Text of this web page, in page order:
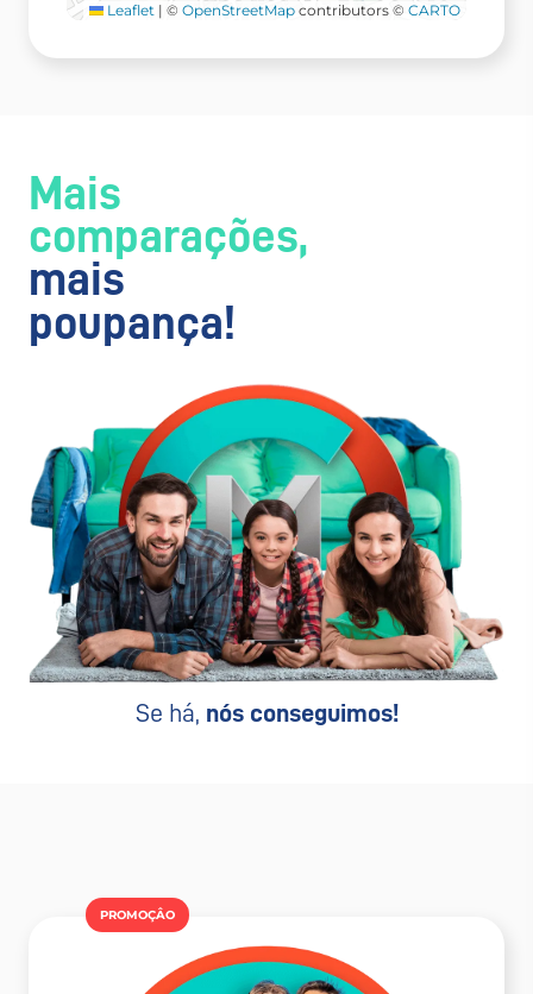
Leaflet | © OpenStreetMap contributors © CARTO
Mais
comparações,
mais
poupança!
Se há, nós conseguimos!
PROMOÇÂO